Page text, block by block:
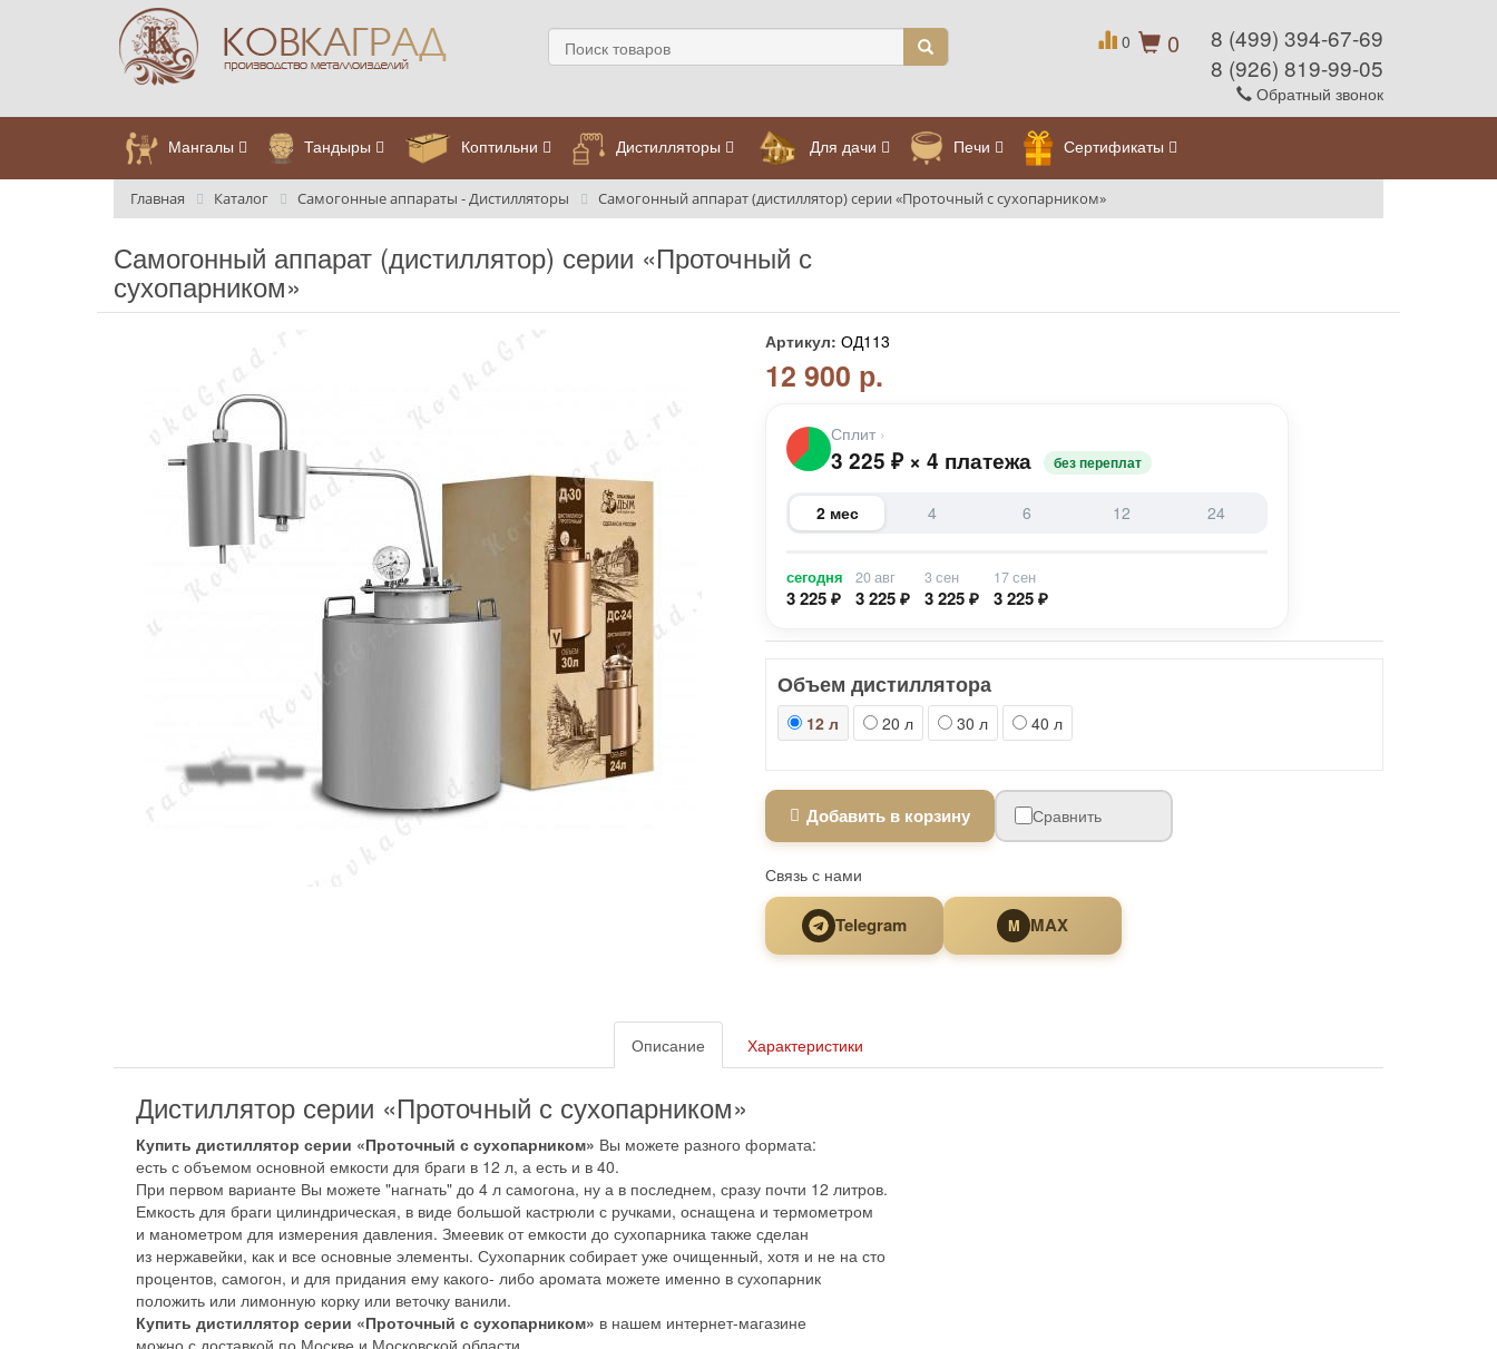
0
0
8 (499) 394-67-69
8 (926) 819-99-05
Обратный звонок
Мангалы Тандыры Коптильни Дистилляторы Для дачи Печи Сертификаты
Главная Каталог Самогонные аппараты - Дистилляторы Самогонный аппарат (дистиллятор) серии «Проточный с сухопарником»
Самогонный аппарат (дистиллятор) серии «Проточный с
сухопарником»
Артикул: ОД113
12 900 р.
Сплит ›
3 225 ₽ × 4 платежа без переплат
2 мес 4 6 12 24
сегодня
3 225 ₽
20 авг
3 225 ₽
3 сен
3 225 ₽
17 сен
3 225 ₽
Объем дистиллятора
12 л 20 л 30 л 40 л
Добавить в корзину Сравнить
Связь с нами
Telegram M MAX
Описание Характеристики
Дистиллятор серии «Проточный с сухопарником»
Купить дистиллятор серии «Проточный с сухопарником» Вы можете разного формата:
есть с объемом основной емкости для браги в 12 л, а есть и в 40.
При первом варианте Вы можете "нагнать" до 4 л самогона, ну а в последнем, сразу почти 12 литров.
Емкость для браги цилиндрическая, в виде большой кастрюли с ручками, оснащена и термометром
и манометром для измерения давления. Змеевик от емкости до сухопарника также сделан
из нержавейки, как и все основные элементы. Сухопарник собирает уже очищенный, хотя и не на сто
процентов, самогон, и для придания ему какого- либо аромата можете именно в сухопарник
положить или лимонную корку или веточку ванили.
Купить дистиллятор серии «Проточный с сухопарником» в нашем интернет-магазине
можно с доставкой по Москве и Московской области.